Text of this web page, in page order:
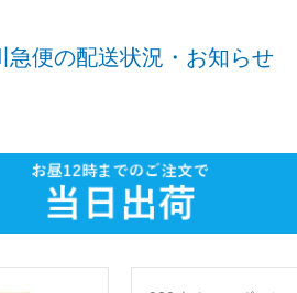
急便の配送状況・お知らせ